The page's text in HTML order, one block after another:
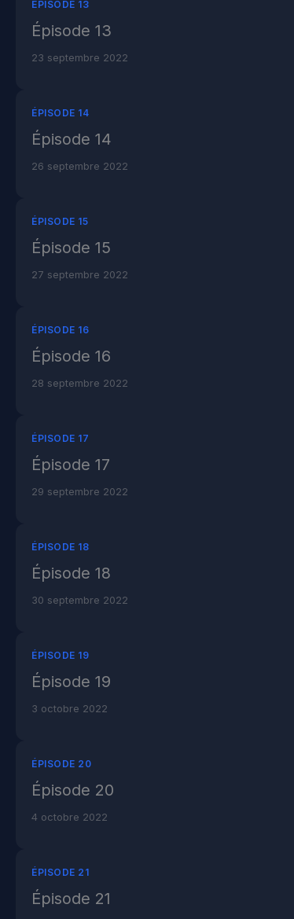
ÉPISODE 13
Épisode 13
23 septembre 2022
ÉPISODE 14
Épisode 14
26 septembre 2022
ÉPISODE 15
Épisode 15
27 septembre 2022
ÉPISODE 16
Épisode 16
28 septembre 2022
ÉPISODE 17
Épisode 17
29 septembre 2022
ÉPISODE 18
Épisode 18
30 septembre 2022
ÉPISODE 19
Épisode 19
3 octobre 2022
ÉPISODE 20
Épisode 20
4 octobre 2022
ÉPISODE 21
Épisode 21